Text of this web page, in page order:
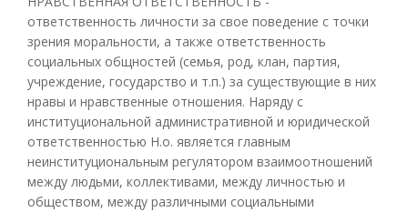
ответственность личности за свое поведение с точки
зрения моральности, а также ответственность
социальных общностей (семья, род, клан, партия,
учреждение, государство и т.п.) за существующие в них
нравы и нравственные отношения. Наряду с
институциональной административной и юридической
ответственностью Н.о. является главным
неинституциональным регулятором взаимоотношений
между людьми, коллективами, между личностью и
обществом, между различными социальными